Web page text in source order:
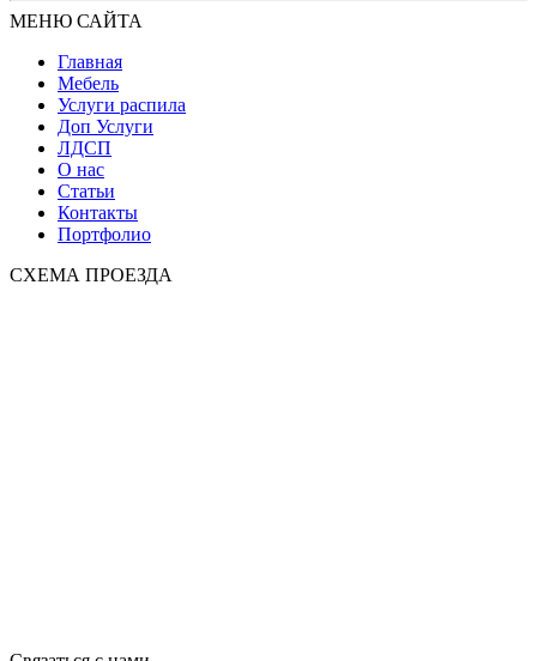
МЕНЮ САЙТА
Главная
Мебель
Услуги распила
Доп Услуги
ЛДСП
О нас
Статьи
Контакты
Портфолио
СХЕМА ПРОЕЗДА